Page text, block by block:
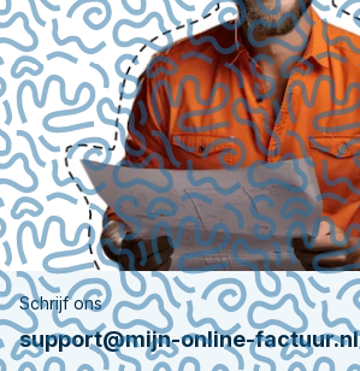
Schrijf ons
support@mijn-online-factuur.nl